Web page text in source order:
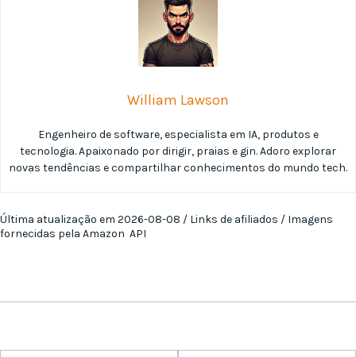
William Lawson
Engenheiro de software, especialista em IA, produtos e
tecnologia. Apaixonado por dirigir, praias e gin. Adoro explorar
novas tendências e compartilhar conhecimentos do mundo tech.
Última atualização em 2026-08-08 / Links de afiliados / Imagens
fornecidas pela Amazon API